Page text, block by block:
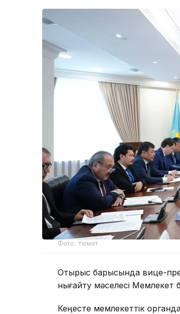
Фото: Үкімет
Отырыс барысында вице-
нығайту мәселесі Мемлекет
Кеңесте мемлекеттік